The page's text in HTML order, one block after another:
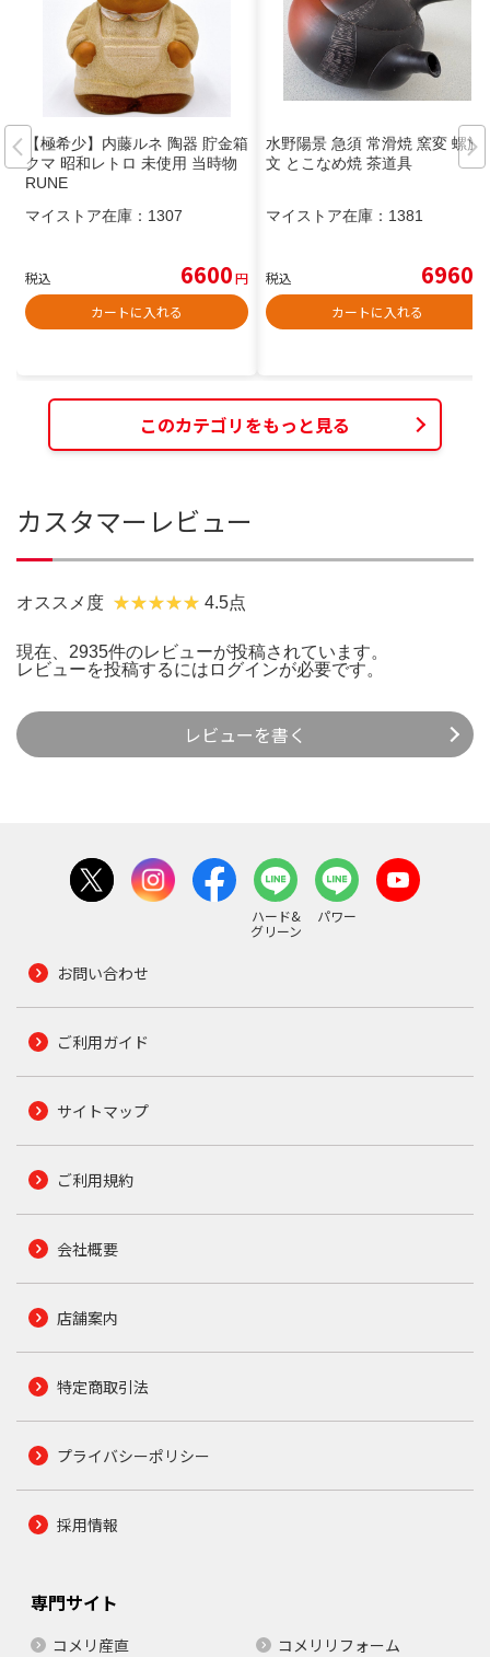
【極希少】内藤ルネ 陶器 貯金箱
クマ 昭和レトロ 未使用 当時物
RUNE
マイストア在庫： 1307
税込 6600円
カートに入れる
水野陽景 急須 常滑焼 窯変 螺旋
文 とこなめ焼 茶道具
マイストア在庫： 1381
税込 6960
カートに入れる
このカテゴリをもっと見る
カスタマーレビュー
オススメ度 4.5点
現在、2935件のレビューが投稿されています。
レビューを投稿するには ログインが必要です。
レビューを書く
ハード&
グリーン
パワー
お問い合わせ
ご利用ガイド
サイトマップ
ご利用規約
会社概要
店舗案内
特定商取引法
プライバシーポリシー
採用情報
専門サイト
コメリ産直 コメリリフォーム